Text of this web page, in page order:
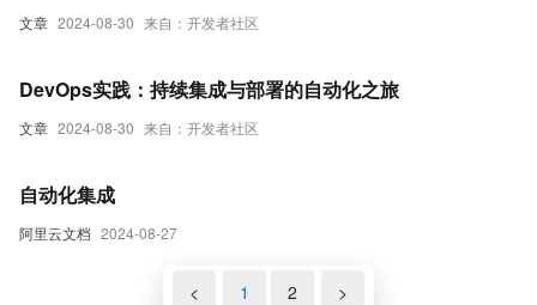
文章 2024-08-30 来自：开发者社区
文章 2024-08-30 来自：开发者社区
DevOps实践：持续集成与部署的自动化之旅
阿里云文档 2024-08-27
自动化集成
< 1 2 >